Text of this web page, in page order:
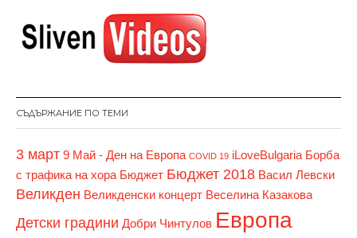
СЪДЪРЖАНИЕ ПО ТЕМИ
3 март 9 Май - Ден на Европа COVID 19 iLoveBulgaria Борба
с трафика на хора Бюджет Бюджет 2018 Васил Левски
Великден Великденски концерт Веселина Казакова
Детски градини Добри Чинтулов Европа